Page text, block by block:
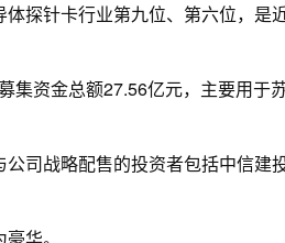
探针卡行业第九位、第六位，是
集资金总额27.56亿元，主要用于
司战略配售的投资者包括中信建